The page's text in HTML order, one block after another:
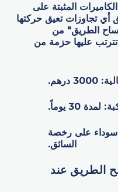
المثبتة على
أي تجاوزات تعيق حركتها
الطريق" من
تترتب عليها حزمة من
لمدة 30 يوماً.
نقاط سوداء على رخصة
السائق.
الطريق عند